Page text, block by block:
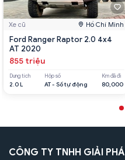
Xe cũ Hồ Chí Minh
Ford Ranger Raptor 2.0 4x4
AT 2020
855 triệu
Dung tích
2.0 L
Hộp số
AT - Số tự động
Km đã đi
80,000
CÔNG TY TNHH GIẢI